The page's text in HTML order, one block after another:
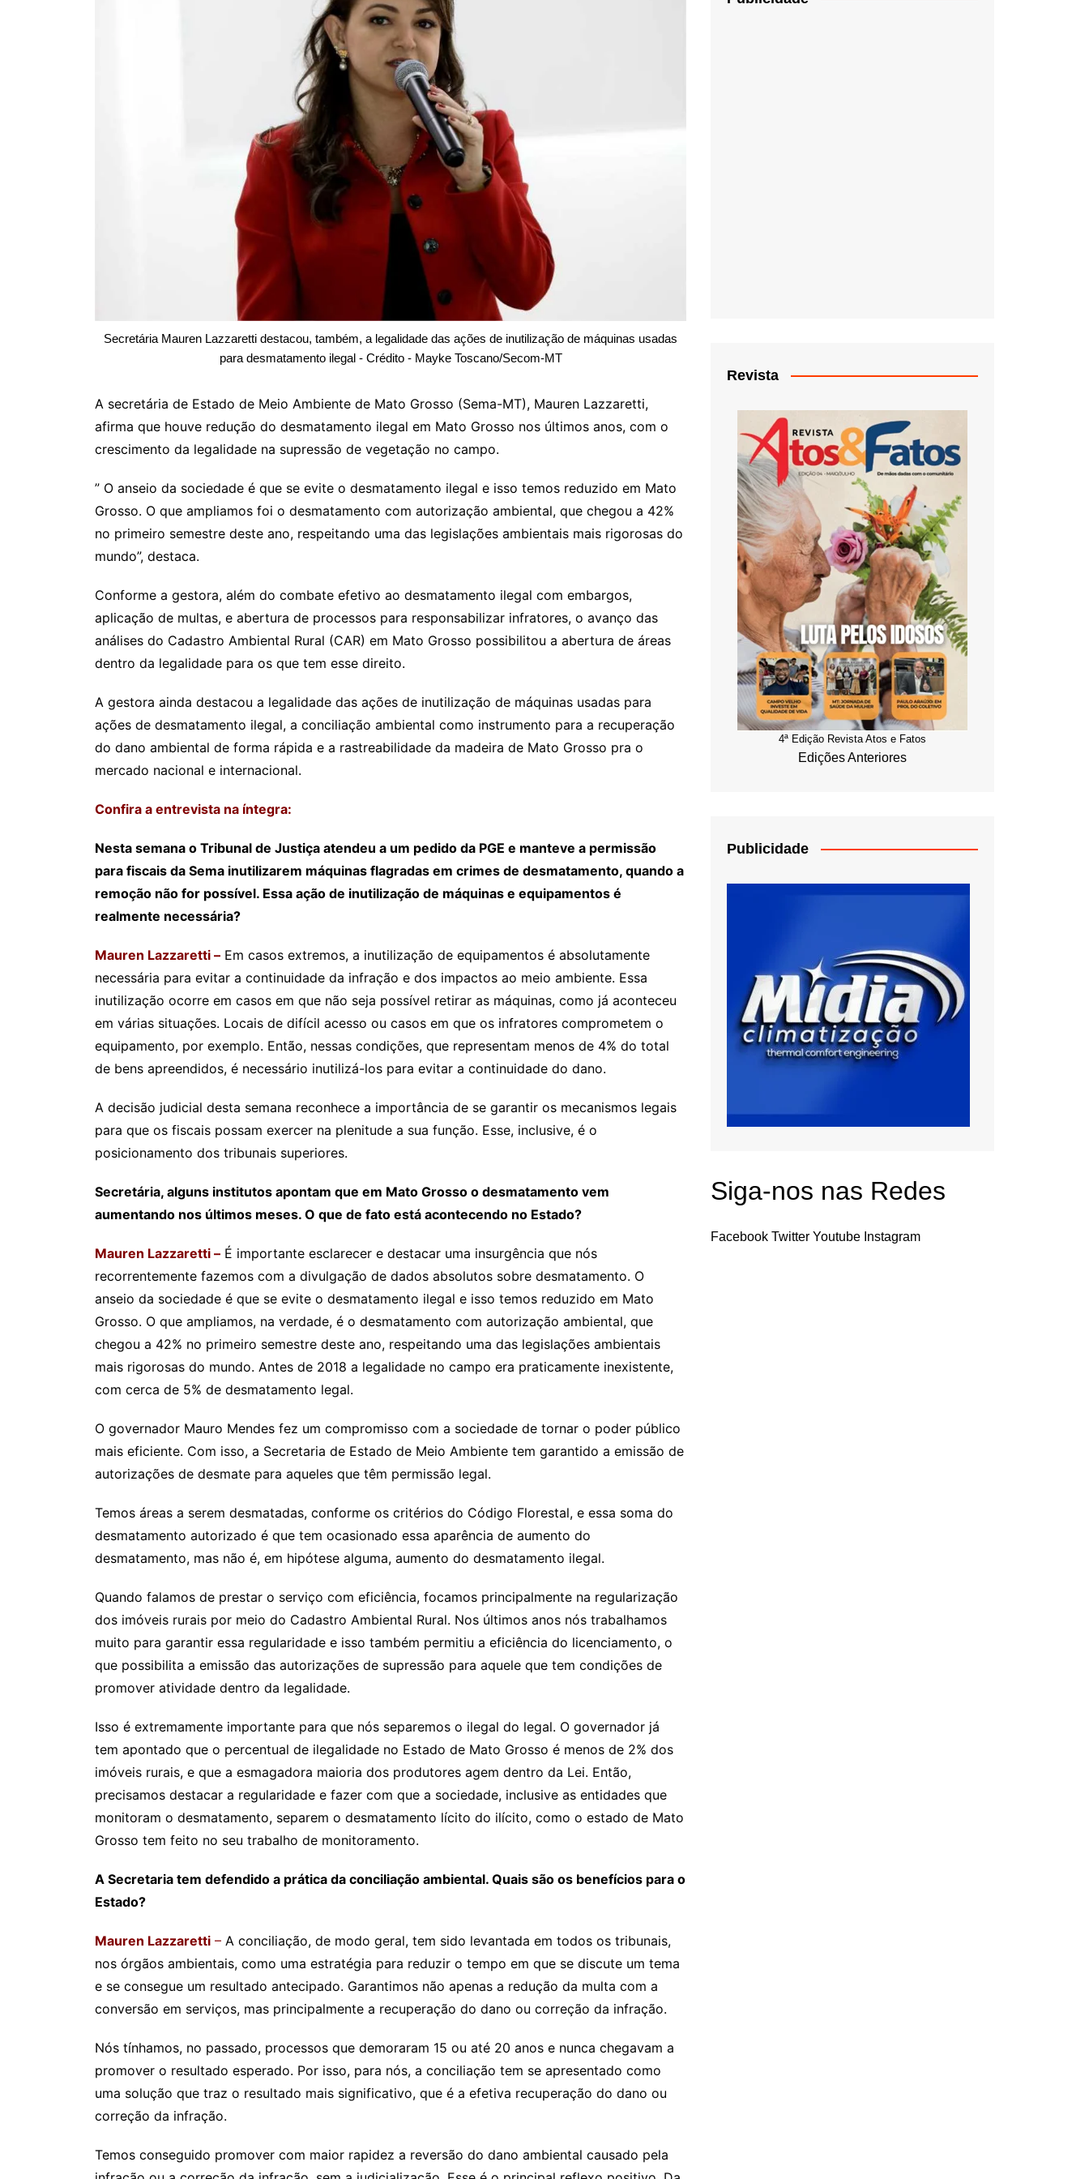
Secretária Mauren Lazzaretti destacou, também, a legalidade das ações de inutilização de máquinas usadas
para desmatamento ilegal - Crédito - Mayke Toscano/Secom-MT
A secretária de Estado de Meio Ambiente de Mato Grosso (Sema-MT), Mauren Lazzaretti,
afirma que houve redução do desmatamento ilegal em Mato Grosso nos últimos anos, com o
crescimento da legalidade na supressão de vegetação no campo.
” O anseio da sociedade é que se evite o desmatamento ilegal e isso temos reduzido em Mato
Grosso. O que ampliamos foi o desmatamento com autorização ambiental, que chegou a 42%
no primeiro semestre deste ano, respeitando uma das legislações ambientais mais rigorosas do
mundo”, destaca.
Conforme a gestora, além do combate efetivo ao desmatamento ilegal com embargos,
aplicação de multas, e abertura de processos para responsabilizar infratores, o avanço das
análises do Cadastro Ambiental Rural (CAR) em Mato Grosso possibilitou a abertura de áreas
dentro da legalidade para os que tem esse direito.
A gestora ainda destacou a legalidade das ações de inutilização de máquinas usadas para
ações de desmatamento ilegal, a conciliação ambiental como instrumento para a recuperação
do dano ambiental de forma rápida e a rastreabilidade da madeira de Mato Grosso pra o
mercado nacional e internacional.
Confira a entrevista na íntegra:
Nesta semana o Tribunal de Justiça atendeu a um pedido da PGE e manteve a permissão
para fiscais da Sema inutilizarem máquinas flagradas em crimes de desmatamento, quando a
remoção não for possível. Essa ação de inutilização de máquinas e equipamentos é
realmente necessária?
Mauren Lazzaretti – Em casos extremos, a inutilização de equipamentos é absolutamente
necessária para evitar a continuidade da infração e dos impactos ao meio ambiente. Essa
inutilização ocorre em casos em que não seja possível retirar as máquinas, como já aconteceu
em várias situações. Locais de difícil acesso ou casos em que os infratores comprometem o
equipamento, por exemplo. Então, nessas condições, que representam menos de 4% do total
de bens apreendidos, é necessário inutilizá-los para evitar a continuidade do dano.
A decisão judicial desta semana reconhece a importância de se garantir os mecanismos legais
para que os fiscais possam exercer na plenitude a sua função. Esse, inclusive, é o
posicionamento dos tribunais superiores.
Secretária, alguns institutos apontam que em Mato Grosso o desmatamento vem
aumentando nos últimos meses. O que de fato está acontecendo no Estado?
Mauren Lazzaretti – É importante esclarecer e destacar uma insurgência que nós
recorrentemente fazemos com a divulgação de dados absolutos sobre desmatamento. O
anseio da sociedade é que se evite o desmatamento ilegal e isso temos reduzido em Mato
Grosso. O que ampliamos, na verdade, é o desmatamento com autorização ambiental, que
chegou a 42% no primeiro semestre deste ano, respeitando uma das legislações ambientais
mais rigorosas do mundo. Antes de 2018 a legalidade no campo era praticamente inexistente,
com cerca de 5% de desmatamento legal.
O governador Mauro Mendes fez um compromisso com a sociedade de tornar o poder público
mais eficiente. Com isso, a Secretaria de Estado de Meio Ambiente tem garantido a emissão de
autorizações de desmate para aqueles que têm permissão legal.
Temos áreas a serem desmatadas, conforme os critérios do Código Florestal, e essa soma do
desmatamento autorizado é que tem ocasionado essa aparência de aumento do
desmatamento, mas não é, em hipótese alguma, aumento do desmatamento ilegal.
Quando falamos de prestar o serviço com eficiência, focamos principalmente na regularização
dos imóveis rurais por meio do Cadastro Ambiental Rural. Nos últimos anos nós trabalhamos
muito para garantir essa regularidade e isso também permitiu a eficiência do licenciamento, o
que possibilita a emissão das autorizações de supressão para aquele que tem condições de
promover atividade dentro da legalidade.
Isso é extremamente importante para que nós separemos o ilegal do legal. O governador já
tem apontado que o percentual de ilegalidade no Estado de Mato Grosso é menos de 2% dos
imóveis rurais, e que a esmagadora maioria dos produtores agem dentro da Lei. Então,
precisamos destacar a regularidade e fazer com que a sociedade, inclusive as entidades que
monitoram o desmatamento, separem o desmatamento lícito do ilícito, como o estado de Mato
Grosso tem feito no seu trabalho de monitoramento.
A Secretaria tem defendido a prática da conciliação ambiental. Quais são os benefícios para o
Estado?
Mauren Lazzaretti – A conciliação, de modo geral, tem sido levantada em todos os tribunais,
nos órgãos ambientais, como uma estratégia para reduzir o tempo em que se discute um tema
e se consegue um resultado antecipado. Garantimos não apenas a redução da multa com a
conversão em serviços, mas principalmente a recuperação do dano ou correção da infração.
Nós tínhamos, no passado, processos que demoraram 15 ou até 20 anos e nunca chegavam a
promover o resultado esperado. Por isso, para nós, a conciliação tem se apresentado como
uma solução que traz o resultado mais significativo, que é a efetiva recuperação do dano ou
correção da infração.
Temos conseguido promover com maior rapidez a reversão do dano ambiental causado pela
Revista
4ª Edição Revista Atos e Fatos
Edições Anteriores
Publicidade
Siga-nos nas Redes
Facebook Twitter Youtube Instagram